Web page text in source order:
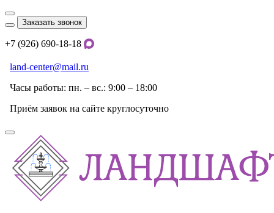
Заказать звонок
+7 (926) 690-18-18
land-center@mail.ru
Часы работы: пн. – вс.: 9:00 – 18:00
Приём заявок на сайте круглосуточно